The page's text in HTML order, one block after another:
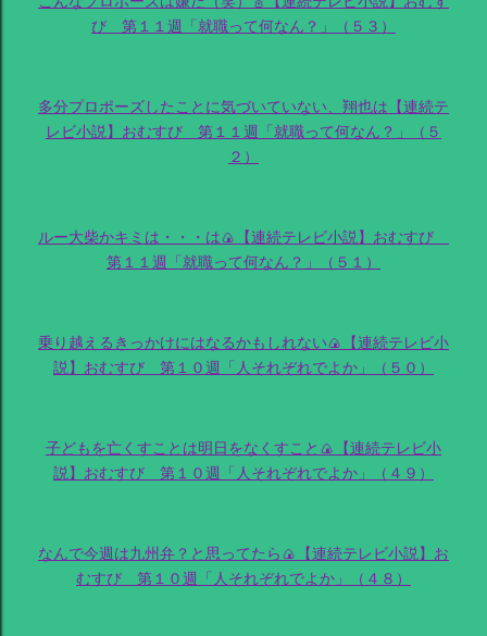
び 第１１週「就職って何なん？」（５３）
多分プロポーズしたことに気づいていない、翔也は【連続テ
レビ小説】おむすび 第１１週「就職って何なん？」（５
２）
ルー大柴かキミは・・・は🍙【連続テレビ小説】おむすび
第１１週「就職って何なん？」（５１）
乗り越えるきっかけにはなるかもしれない🍙【連続テレビ小
説】おむすび 第１０週「人それぞれでよか」（５０）
子どもを亡くすことは明日をなくすこと🍙【連続テレビ小
説】おむすび 第１０週「人それぞれでよか」（４９）
なんで今週は九州弁？と思ってたら🍙【連続テレビ小説】お
むすび 第１０週「人それぞれでよか」（４８）